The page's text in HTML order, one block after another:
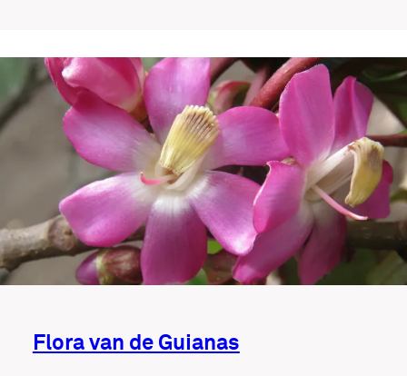
Flora van de Guianas